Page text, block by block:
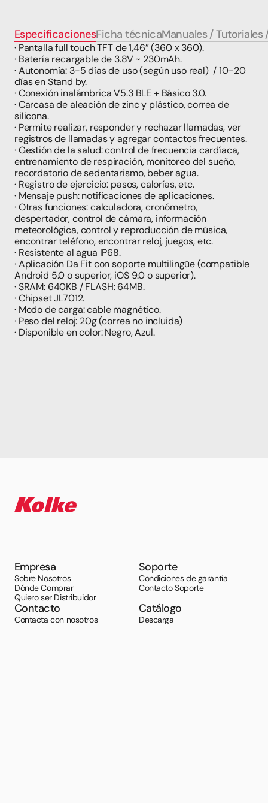
EspecificacionesFicha técnicaManuales / Tutoriales
· Pantalla full touch TFT de 1,46” (360 x 360).
· Batería recargable de 3.8V ~ 230mAh.
· Autonomía: 3-5 días de uso (según uso real)  / 10-20
días en Stand by.
· Conexión inalámbrica V5.3 BLE + Básico 3.0.
· Carcasa de aleación de zinc y plástico, correa de
silicona.
· Permite realizar, responder y rechazar llamadas, ver
registros de llamadas y agregar contactos frecuentes.
· Gestión de la salud: control de frecuencia cardíaca,
entrenamiento de respiración, monitoreo del sueño,
recordatorio de sedentarismo, beber agua.
· Registro de ejercicio: pasos, calorías, etc.
· Mensaje push: notificaciones de aplicaciones.
· Otras funciones: calculadora, cronómetro,
despertador, control de cámara, información
meteorológica, control y reproducción de música,
encontrar teléfono, encontrar reloj, juegos, etc.
· Resistente al agua IP68.
· Aplicación Da Fit con soporte multilingüe (compatible
Android 5.0 o superior, iOS 9.0 o superior).
· SRAM: 640KB / FLASH: 64MB.
· Chipset JL7012.
· Modo de carga: cable magnético.
· Peso del reloj: 20g (correa no incluida)
· Disponible en color: Negro, Azul.
Empresa
Sobre Nosotros
Dónde Comprar
Quiero ser Distribuidor
Soporte
Condiciones de garantía
Contacto Soporte
Contacto
Contacta con nosotros
Catálogo
Descarga